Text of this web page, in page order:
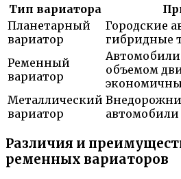
Тип вариатора
Планетарный
вариатор
Городские
гибридные
Ременный
вариатор
объемом
Металлический
вариатор
автомобили
Различия и
ременных вариаторов